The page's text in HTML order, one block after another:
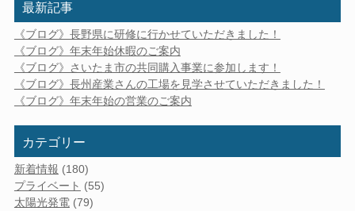
最新記事
《ブログ》長野県に研修に行かせていただきました！
《ブログ》年末年始休暇のご案内
《ブログ》さいたま市の共同購入事業に参加します！
《ブログ》長州産業さんの工場を見学させていただきました！
《ブログ》年末年始の営業のご案内
カテゴリー
新着情報 (180)
プライベート (55)
太陽光発電(79)